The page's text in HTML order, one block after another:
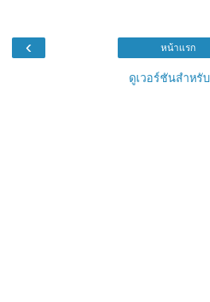
‹ หน้าแรก
ดูเวอร์ชันสำหรั